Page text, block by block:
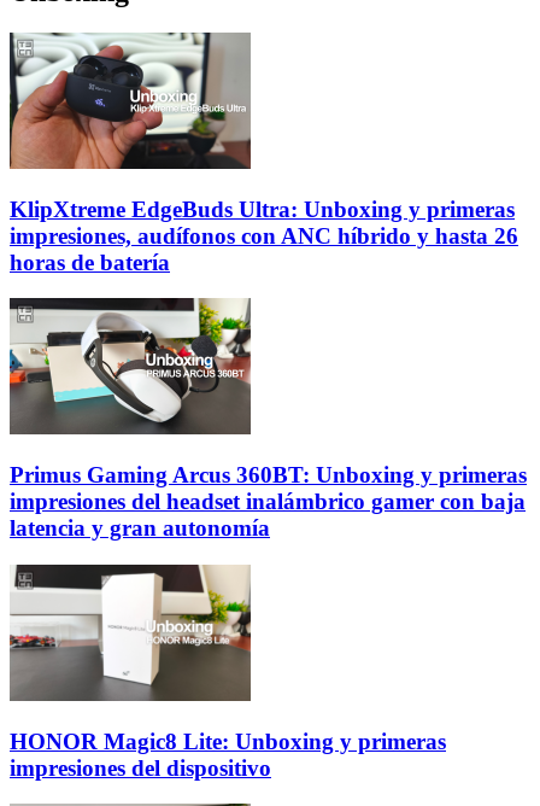
KlipXtreme EdgeBuds Ultra: Unboxing y primeras
impresiones, audífonos con ANC híbrido y hasta 26
horas de batería
Primus Gaming Arcus 360BT: Unboxing y primeras
impresiones del headset inalámbrico gamer con baja
latencia y gran autonomía
HONOR Magic8 Lite: Unboxing y primeras
impresiones del dispositivo